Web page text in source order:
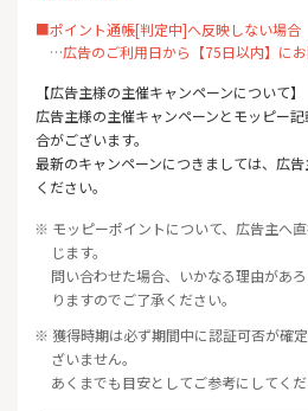
■ポイント通帳[判定中]へ反映しない場合
…広告のご利用日から【75日以内】にお
【広告主様の主催キャンペーンについて】
広告主様の主催キャンペーンとモッピー
合がございます。
最新のキャンペーンにつきましては、広
ください。
※ モッピーポイントについて、広告主へ
じます。
問い合わせた場合、いかなる理由があ
りますのでご了承ください。
※ 獲得時期は必ず期間中に認証可否が確
ざいません。
あくまでも目安としてご参考にしてくだ